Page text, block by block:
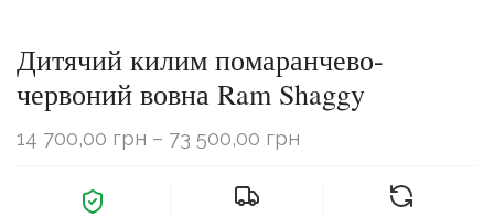
Дитячий килим помаранчево-
червоний вовна Ram Shaggy
14 700,00 грн – 73 500,00 грн